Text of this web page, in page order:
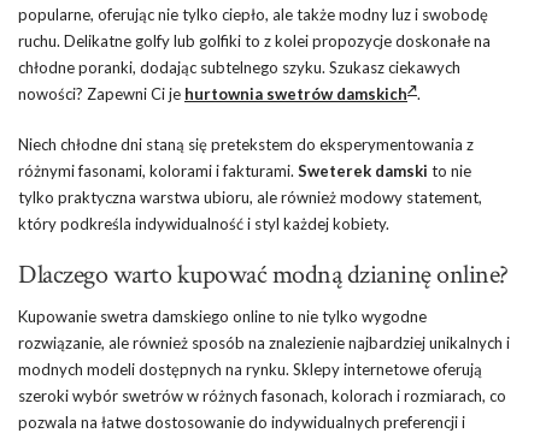
popularne, oferując nie tylko ciepło, ale także modny luz i swobodę
ruchu. Delikatne golfy lub golfiki to z kolei propozycje doskonałe na
chłodne poranki, dodając subtelnego szyku. Szukasz ciekawych
nowości? Zapewni Ci je hurtownia swetrów damskich .
Niech chłodne dni staną się pretekstem do eksperymentowania z
różnymi fasonami, kolorami i fakturami. Sweterek damski to nie
tylko praktyczna warstwa ubioru, ale również modowy statement,
który podkreśla indywidualność i styl każdej kobiety.
Dlaczego warto kupować modną dzianinę online?
Kupowanie swetra damskiego online to nie tylko wygodne
rozwiązanie, ale również sposób na znalezienie najbardziej unikalnych i
modnych modeli dostępnych na rynku. Sklepy internetowe oferują
szeroki wybór swetrów w różnych fasonach, kolorach i rozmiarach, co
pozwala na łatwe dostosowanie do indywidualnych preferencji i